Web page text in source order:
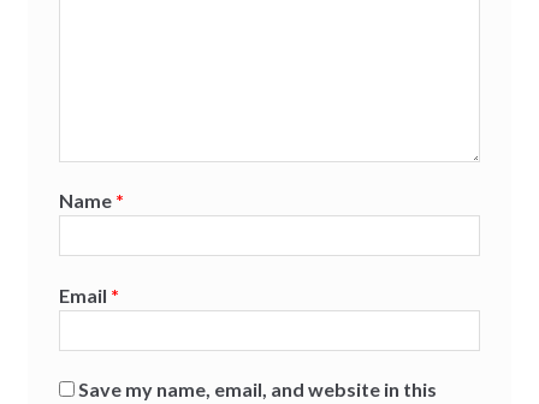
Name *
Email *
Save my name, email, and website in this